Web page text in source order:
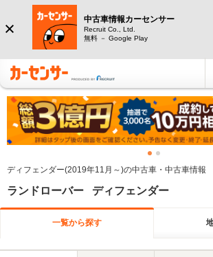
中古車情報カーセンサー
Recruit Co., Ltd.
無料 － Google Play
ディフェンダー(2019年11月～)の中古車・中古車情報
ランドローバー ディフェンダー
一覧から探す